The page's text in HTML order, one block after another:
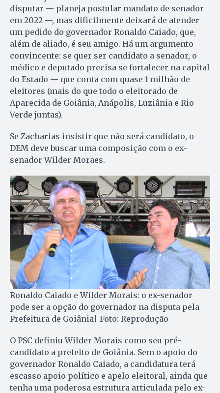
disputar — planeja postular mandato de senador
em 2022 —, mas dificilmente deixará de atender
um pedido do governador Ronaldo Caiado, que,
além de aliado, é seu amigo. Há um argumento
convincente: se quer ser candidato a senador, o
médico e deputado precisa se fortalecer na capital
do Estado — que conta com quase 1 milhão de
eleitores (mais do que todo o eleitorado de
Aparecida de Goiânia, Anápolis, Luziânia e Rio
Verde juntas).
Se Zacharias insistir que não será candidato, o
DEM deve buscar uma composição com o ex-
senador Wilder Moraes.
Ronaldo Caiado e Wilder Morais: o ex-senador
pode ser a opção do governador na disputa pela
Prefeitura de Goiânia| Foto: Reprodução
O PSC definiu Wilder Morais como seu pré-
candidato a prefeito de Goiânia. Sem o apoio do
governador Ronaldo Caiado, a candidatura terá
escasso apoio político e apelo eleitoral, ainda que
tenha uma poderosa estrutura articulada pelo ex-